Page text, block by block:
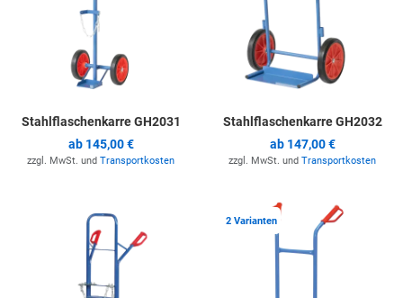
Stahlflaschenkarre GH2031
ab 145,00 €
zzgl. MwSt. und Transportkosten
Stahlflaschenkarre GH2032
ab 147,00 €
zzgl. MwSt. und Transportkosten
Zur Merkliste hinzufügen
2 Varianten